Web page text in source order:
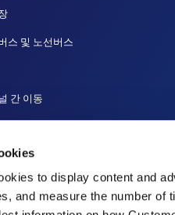
to display content and
and measure the number of
스 및 노선버스
간 이동
공항에서 나리타 공항으로 이동하는